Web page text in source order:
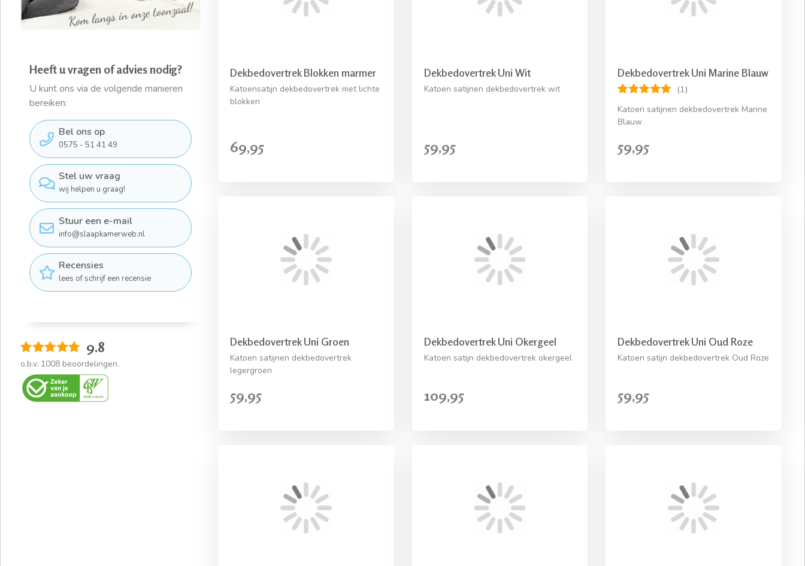
Heeft u vragen of advies nodig?
U kunt ons via de volgende manieren
bereiken:
Bel ons op
0575 - 51 41 49
Stel uw vraag
wij helpen u graag!
Stuur een e-mail
info@slaapkamerweb.nl
Recensies
lees of schrijf een recensie
9.8
o.b.v. 1008 beoordelingen.
Dekbedovertrek Blokken marmer
Katoensatijn dekbedovertrek met lichte
blokken
69,95
Dekbedovertrek Uni Wit
Katoen satijnen dekbedovertrek wit
59,95
Dekbedovertrek Uni Marine Blauw
(1)
Katoen satijnen dekbedovertrek Marine
Blauw
59,95
Dekbedovertrek Uni Groen
Katoen satijnen dekbedovertrek
legergroen
59,95
Dekbedovertrek Uni Okergeel
Katoen satijn dekbedovertrek okergeel
109,95
Dekbedovertrek Uni Oud Roze
Katoen satijn dekbedovertrek Oud Roze
59,95